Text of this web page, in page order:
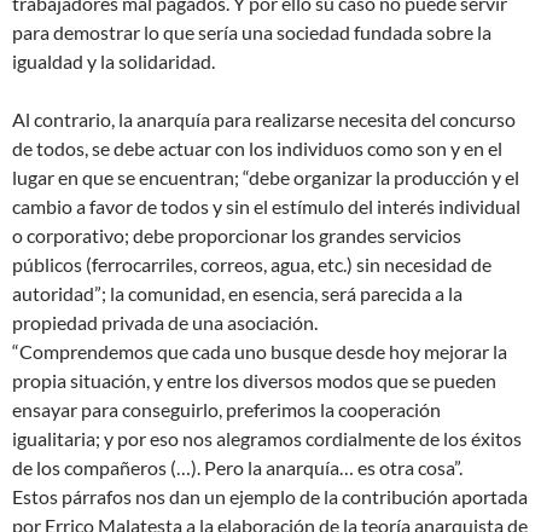
para demostrar lo que sería una sociedad fundada sobre la
igualdad y la solidaridad.
Al contrario, la anarquía para realizarse necesita del concurso
de todos, se debe actuar con los individuos como son y en el
lugar en que se encuentran; “debe organizar la producción y el
cambio a favor de todos y sin el estímulo del interés individual
o corporativo; debe proporcionar los grandes servicios
públicos (ferrocarriles, correos, agua, etc.) sin necesidad de
autoridad”; la comunidad, en esencia, será parecida a la
propiedad privada de una asociación.
“Comprendemos que cada uno busque desde hoy mejorar la
propia situación, y entre los diversos modos que se pueden
ensayar para conseguirlo, preferimos la cooperación
igualitaria; y por eso nos alegramos cordialmente de los éxitos
de los compañeros (…). Pero la anarquía… es otra cosa”.
Estos párrafos nos dan un ejemplo de la contribución aportada
por Errico Malatesta a la elaboración de la teoría anarquista de